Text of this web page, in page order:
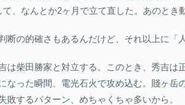
、なんとか2ヶ月で立て直した。あのとき
断の的確さもあるんだけど、それ以上に「
は柴田勝家と対立する。このとき、秀吉
なった瞬間、電光石火で攻め込む。賤ヶ
敗するパターン、めちゃくちゃ多いから。